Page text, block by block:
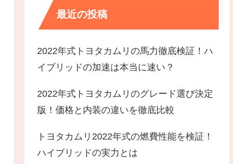
最近の投稿
2022年式トヨタカムリの馬力徹底検証！ハ
イブリッドの加速は本当に速い？
2022年式トヨタカムリのグレード選び決定
版！価格と内装の違いを徹底比較
トヨタカムリ2022年式の燃費性能を検証！
ハイブリッドの実力とは